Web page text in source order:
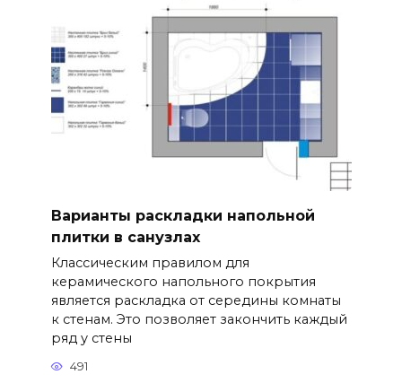
Варианты раскладки напольной
плитки в санузлах
Классическим правилом для
керамического напольного покрытия
является раскладка от середины комнаты
к стенам. Это позволяет закончить каждый
ряд у стены
491